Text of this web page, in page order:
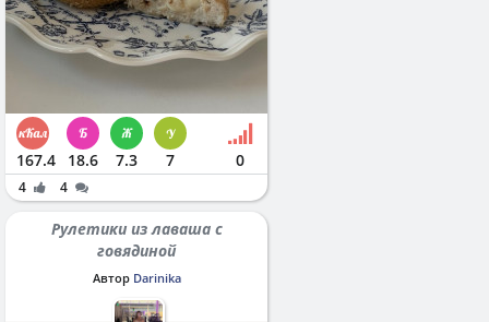
167.4 18.6 7.3 7 0
4 4
Рулетики из лаваша с
говядиной
Автор Darinika